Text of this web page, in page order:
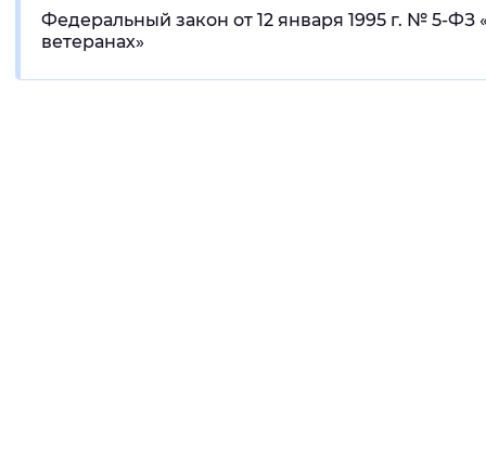
Федеральный закон от 12 января 1995 г. № 5-ФЗ
ветеранах»